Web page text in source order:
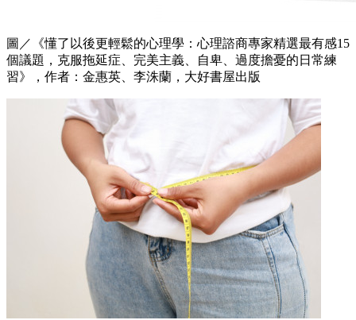
圖／《懂了以後更輕鬆的心理學：心理諮商專家精選最有感15
個議題，克服拖延症、完美主義、自卑、過度擔憂的日常練
習》，作者：金惠英、李洙蘭，大好書屋出版